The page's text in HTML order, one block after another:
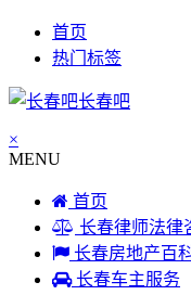
首页
热门标签
长春吧
×
MENU
首页
长春律师法律
长春房地产百
长春车主服务